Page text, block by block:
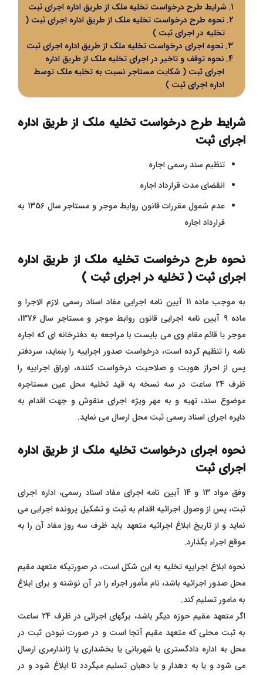
شرایط طرح درخواست تخلیه ملک از طریق اداره اجرای ثبت
نحوه طرح درخواست تخلیه ملک از طریق اداره اجرای ثبت (
تخلیه در اجرای ثبت )
نحوه اجرای درخواست تخلیه ملک از طریق اداره اجرای ثبت
نحوه توقف و تاخیر در اجرای تخلیه ملک از طریق اداره
اجرای ثبت ( شکایت مستاجر نسبت به تخلیه ملک توسط
اداره اجرای ثبت )
شرایط طرح درخواست تخلیه ملک از طریق اداره
اجرای ثبت
تنظیم سند رسمی اجاره
انقضای مدت قرارداد اجاره
عدم شمول مقررات قانون روابط موجر و مستاجر سال 1356 به
قرارداد اجاره
نحوه طرح درخواست تخلیه ملک از طریق اداره
اجرای ثبت ( تخلیه در اجرای ثبت )
به موجب ماده 11 آیین نامه اجرایی مفاد اسناد رسمی لازم الاجرا و
ماده 9 آیین نامه اجرایی قانون روابط موجر و مستاجر سال 1376،
موجر یا قائم مقام وی می بایست با مراجعه به دفترخانه ای که اجاره
نامه را تنظیم کرده است، درخواست صدور اجراییه را بنماید، سردفتر
پس از احراز هویت و صلاحیت درخواست کننده، اوراق اجراییه را
ظرف 24 ساعت در سه نسخه به قید تخلیه محل عین مستاجره
موضوع سند، تهیه و به مهر ویژه اجرای منقوش و جهت اقدام به
دایره اجرای اسناد رسمی ثبت محل ارسال می نماید.
نحوه اجرای درخواست تخلیه ملک از طریق اداره
اجرای ثبت
وفق مواد 13 و 14 آیین نامه اجرای مفاد اسناد رسمی، اداره اجرای
ثبت، پس از وصول اجرائیه اقدام به ثبت و تشکیل پرونده اجرایی می
نماید و از تاریخ ابلاغ اجرائیه متعهد باید ظرف سه روز مفاد آن را به
موقع اجراء بگذارد.
نحوه ابلاغ اجراییه تخلیه به این شکل است، در صورتیکه متعهد مقیم
محل صدور اجرائیه باشد، نام مأمور اجراء را در آن نوشته و برای ابلاغ
به مامور تسلیم کند.
اگر متعهد مقیم حوزه دیگر باشد، برگهای اجرائی در ظرف 24 ساعت
به ثبت محلی که متعهد مقیم آنجا است و در صورت نبودن ثبت در
محل به اداره دادگستری یا شهربانی یا بخشداری یا ژاندارمری ارسال
می شود و یا به دهدار و یا دهبان تسلیم میگردد تا ابلاغ شود و در